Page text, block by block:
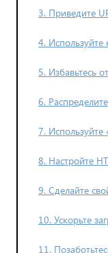
3. Приведите
4. Используйте
5. Избавьтесь
6.
7.
8. Настройте
9. Сделайте
10. Ускорьте
11.